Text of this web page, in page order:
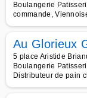
Boulangerie
commande,
Au Glorieux
5 place Aristide
Boulangerie
Distributeur de pain